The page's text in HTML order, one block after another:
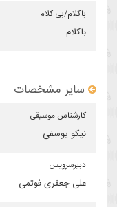
باكلام/بی كلام
باکلام
سایر مشخصات
كارشناس موسیقی
نیکو یوسفی
دبیرسرویس
علی جعفری فوتمی